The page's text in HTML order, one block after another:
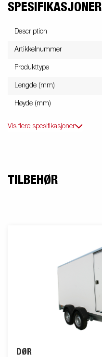
SPESIFIKASJONER
Description
Artikkelnummer
Produkttype
Lengde (mm)
Høyde (mm)
Vis flere spesifikasjoner
TILBEHØR
DØR